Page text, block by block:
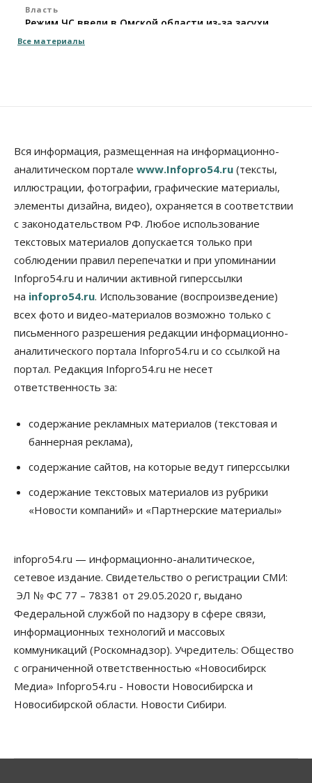
Власть
Режим ЧС ввели в Омской области из-за засухи
06 Августа 2026, 12:15
Росреестр назвал главные причины
отказов в регистрации недвижимости в НСО
06 Августа 2026, 12:00
Телекоммуникации
В 16 населённых пунктах Мошковского района
модернизировали мобильную связь
06 Августа 2026, 11:35
Бизнес ПроБизнес
Злоумышленники опять атакуют
новосибирские компании через электронную
почту
06 Августа 2026, 11:00
Общество
Медики готовятся к второму пику активности
клещей в Новосибирской области
06 Августа 2026, 10:00
Общество
Из-за жары в Европе оливковое масло
в Новосибирске может снова подорожать
Бизнес Недвижимость
Застройщики Новосибирска
доплатили налоги на сумму почти 700 млн рублей
Бизнес Власть
От регоператора Новосибирска потребовали
погасить долги на два миллиарда
05 Августа 2026, 19:00
Власть Отставки И Назначения
Министра транспорта Новосибирской области
будут согласовывать в Москве
05 Августа 2026, 18:30
Власть Город
В мэрии Новосибирска объяснили ситуацию с
Все материалы
Вся информация, размещенная на информационно-
аналитическом портале www.Infopro54.ru (тексты,
иллюстрации, фотографии, графические материалы,
элементы дизайна, видео), охраняется в соответствии
с законодательством РФ. Любое использование
текстовых материалов допускается только при
соблюдении правил перепечатки и при упоминании
Infopro54.ru и наличии активной гиперссылки
на infopro54.ru. Использование (воспроизведение)
всех фото и видео-материалов возможно только с
письменного разрешения редакции информационно-
аналитического портала Infopro54.ru и со ссылкой на
портал. Редакция Infopro54.ru не несет
ответственность за:
содержание рекламных материалов (текстовая и
баннерная реклама),
содержание сайтов, на которые ведут гиперссылки
содержание текстовых материалов из рубрики
«Новости компаний» и «Партнерские материалы»
infopro54.ru — информационно-аналитическое,
сетевое издание. Свидетельство о регистрации СМИ:
ЭЛ № ФС 77 – 78381 от 29.05.2020 г, выдано
Федеральной службой по надзору в сфере связи,
информационных технологий и массовых
коммуникаций (Роскомнадзор). Учредитель: Общество
с ограниченной ответственностью «Новосибирск
Медиа» Infopro54.ru - Новости Новосибирска и
Новосибирской области. Новости Сибири.